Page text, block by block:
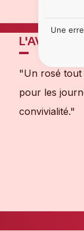
L'AVIS DE
"Un rosé tout
pour les
convivialité."
Une